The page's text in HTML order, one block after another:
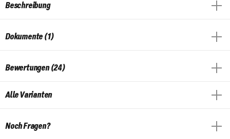
Beschreibung
Dokumente (1)
Bewertungen (24)
Alle Varianten
Noch Fragen?